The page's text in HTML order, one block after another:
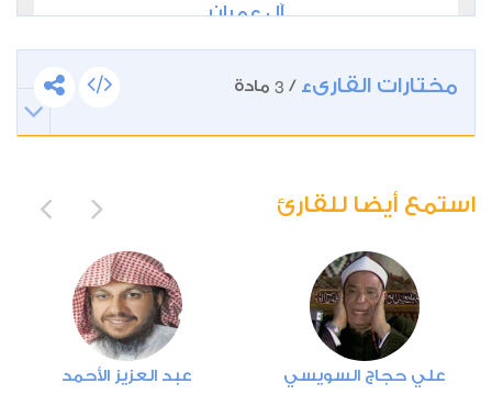
آل عمران
93790
1
00:00
84629 اعجاب
مختارات القارىء /
3 مادة
استمع أيضا للقارئ
علي حجاج السويسي عبد العزيز الأحمد